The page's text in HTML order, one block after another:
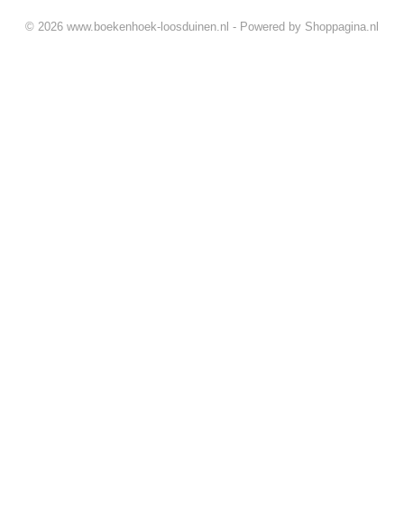
© 2026 www.boekenhoek-loosduinen.nl - Powered by Shoppagina.nl